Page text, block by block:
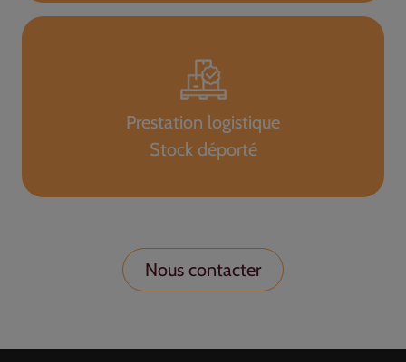
Prestation logistique
Stock déporté
Nous contacter